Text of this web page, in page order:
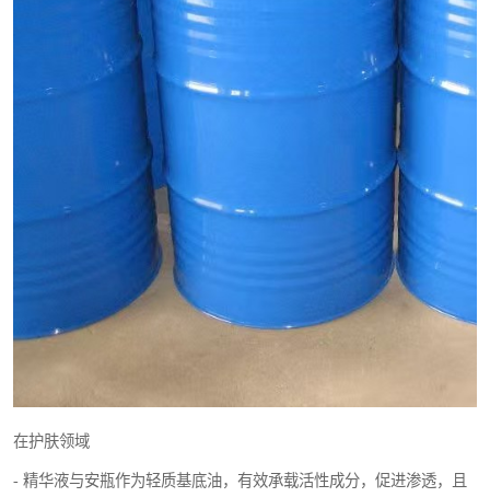
在护肤领域
- 精华液与安瓶作为轻质基底油，有效承载活性成分，促进渗透，且